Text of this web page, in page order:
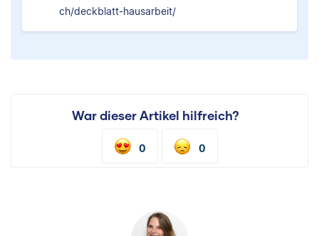
ch/deckblatt-hausarbeit/
War dieser Artikel hilfreich?
0 0